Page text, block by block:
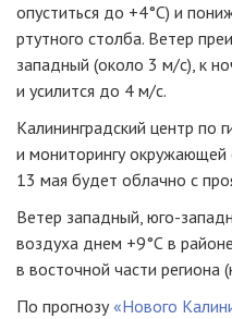
опуститься до +4°С) и
ртутного столба. Ветер
западный (около 3 м/с), к
и усилится до 4 м/с.
Калининградский центр по
и мониторингу
13 мая будет облачно с
Ветер западный, юго-
воздуха днем +9°С в
в восточной части региона
По прогнозу «Нового